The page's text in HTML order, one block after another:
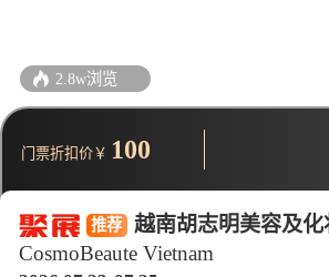
推荐
越南胡志明美容及
CosmoBeaute Vietnam
2.8w浏览
门票折扣价￥ 100